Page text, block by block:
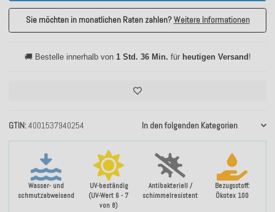
Wasser- und
schmutzabweisend
UV-beständig
(UV-Wert 6 - 7
von 8)
Antibakteriell /
schimmelresistent
Bezugsstoff:
Ökotex 100
GTIN 4001537940254 In den folgenden Kategorien
Sie möchten in monatlichen Raten zahlen?Weitere Informationen
🚚 Bestelle innerhalb von 1 Std. 36 Min. für heutigen Versand !